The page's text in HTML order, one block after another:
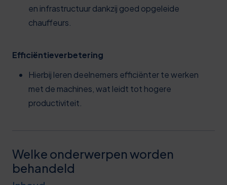
en infrastructuur dankzij goed opgeleide
chauffeurs.
Efficiëntieverbetering
Hierbij leren deelnemers efficiënter te werken
met de machines, wat leidt tot hogere
productiviteit.
Welke onderwerpen worden
behandeld